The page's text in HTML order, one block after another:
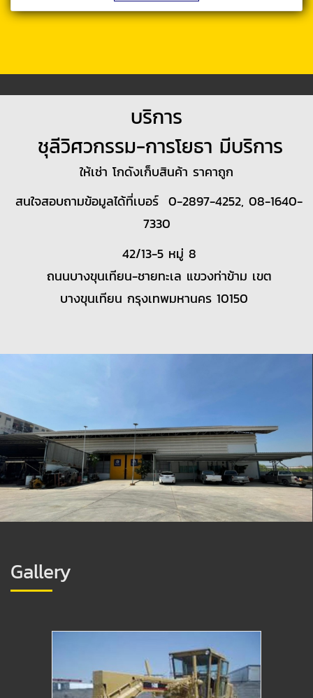
บริการ
ชุลีวิศวกรรม-การโยธา มีบริการ
ให้เช่า โกดังเก็บสินค้า ราคาถูก
สนใจสอบถามข้อมูลได้ที่เบอร์ 0-2897-4252, 08-1640-
7330
42/13-5 หมู่ 8
ถนนบางขุนเทียน-ชายทะเล แขวงท่าข้าม เขต
บางขุนเทียน กรุงเทพมหานคร 10150
Gallery